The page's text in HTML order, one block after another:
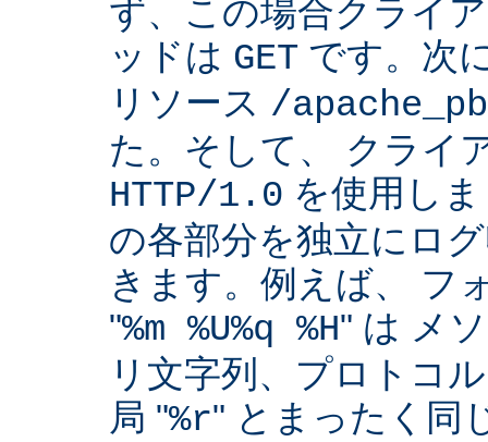
ず、この場合クライ
ッドは GET です。次
リソース /
た。そして、 クライ
HTTP/1.0 を使用し
の各部分を独立にロ
きます。例えば、 フ
"%m %U%q %H" は メ
リ文字列、プロトコ
局 "%r" とまったく同